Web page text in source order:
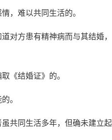
难以共同生活的。
方患有精神病而与其结婚
《结婚证》的。
。
同生活多年，但确未建立起